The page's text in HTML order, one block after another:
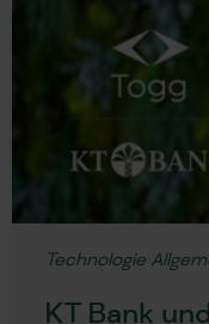
Technologie
KT Bank